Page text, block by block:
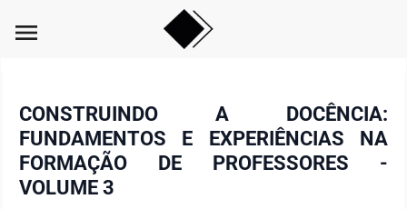
menu
CONSTRUINDO A DOCÊNCIA:
FUNDAMENTOS E EXPERIÊNCIAS NA
FORMAÇÃO DE PROFESSORES -
VOLUME 3